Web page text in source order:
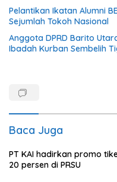
Pelantikan Ikatan Alumni
Sejumlah Tokoh Nasional
Anggota DPRD Barito
Ibadah Kurban Sembelih
Baca Juga
PT KAI hadirkan promo
20 persen di PRSU